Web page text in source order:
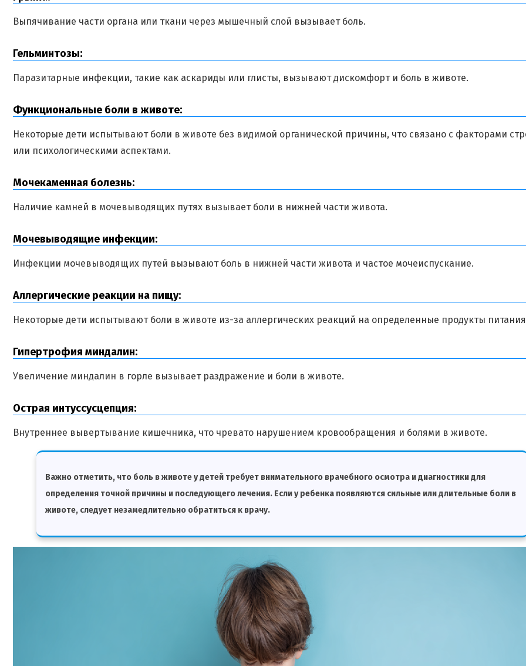
Выпячивание части органа или ткани через мышечный слой вызывает боль.
Гельминтозы:
Паразитарные инфекции, такие как аскариды или глисты, вызывают дискомфорт и боль в животе.
Функциональные боли в животе:
Некоторые дети испытывают боли в животе без видимой органической причины, что связано с факторами
или психологическими аспектами.
Мочекаменная болезнь:
Наличие камней в мочевыводящих путях вызывает боли в нижней части живота.
Мочевыводящие инфекции:
Инфекции мочевыводящих путей вызывают боль в нижней части живота и частое мочеиспускание.
Аллергические реакции на пищу:
Некоторые дети испытывают боли в животе из-за аллергических реакций на определенные продукты
Гипертрофия миндалин:
Увеличение миндалин в горле вызывает раздражение и боли в животе.
Острая интуссусцепция:
Внутреннее вывертывание кишечника, что чревато нарушением кровообращения и болями в животе.
Важно отметить, что боль в животе у детей требует внимательного врачебного осмотра и диагностики для
определения точной причины и последующего лечения. Если у ребенка появляются сильные или длительные боли в
животе, следует незамедлительно обратиться к врачу.